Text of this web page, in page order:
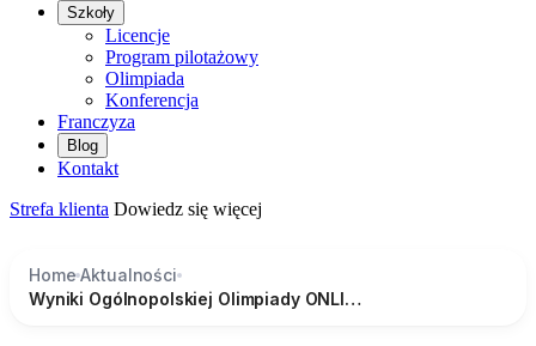
Szkoły
Licencje
Program pilotażowy
Olimpiada
Konferencja
Franczyza
Blog
Kontakt
Strefa klienta Dowiedz się więcej
Home Aktualności
Wyniki Ogólnopolskiej Olimpiady ONLINE Abakus Europe